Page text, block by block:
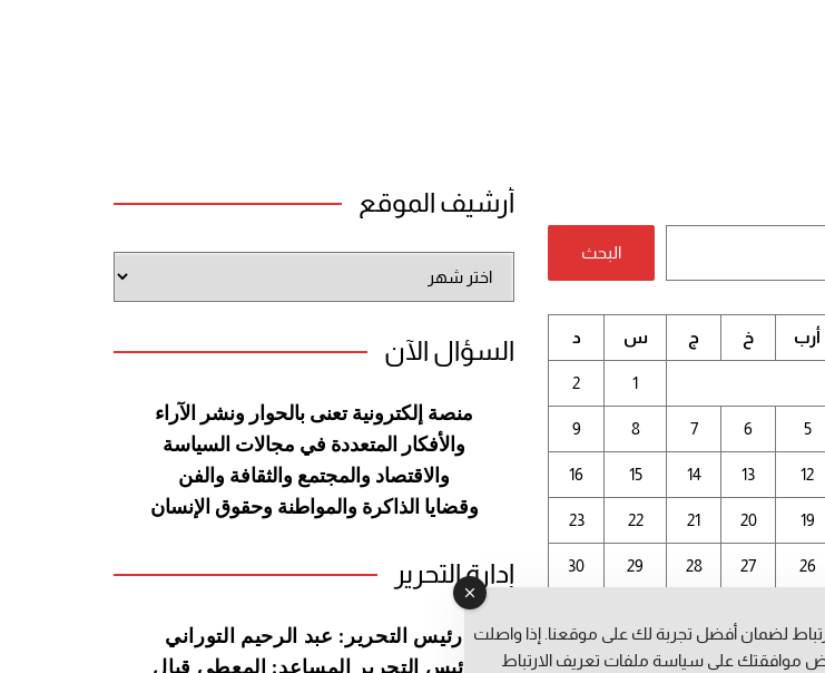
البحث
أغسطس 2026
أرب خ ج س د
1
2
5
6
7
8
9
12
13
14
15
16
19
20
21
22
23
26
27
28
29
30
أرشيف الموقع
الموقع
السؤال الآن
منصة إلكترونية تعنى بالحوار ونشر
الآراء
والأفكار المتعددة في مجالات السياسة
والاقتصاد والمجتمع والثقافة والفن
وقضايا الذاكرة والمواطنة وحقوق الإنسان
إدارة التحرير
رئيس التحرير: عبد الرحيم التوراني
رئيس التحرير المساعد: المعطي قبال
لضمان أفضل تجربة لك على موقعنا. إذا واصلت
موافقتك على سياسة ملفات تعريف الارتباط